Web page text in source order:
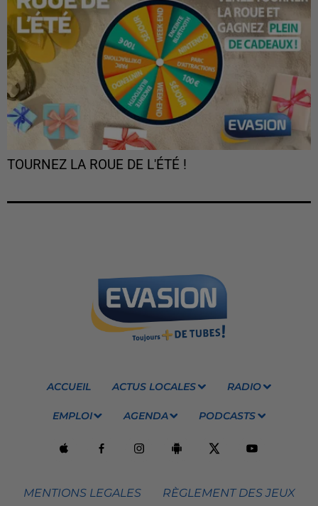
TOURNEZ LA ROUE DE L'ÉTÉ !
ACCUEIL ACTUS LOCALES RADIO
EMPLOI AGENDA PODCASTS
MENTIONS LEGALES RÈGLEMENT DES JEUX